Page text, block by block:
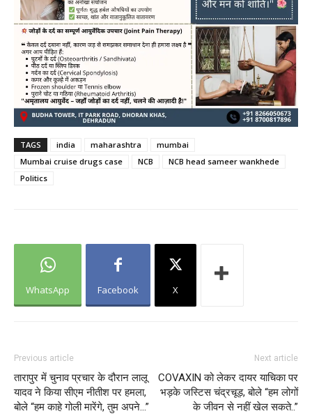
TAGS india maharashtra
mumbai
Mumbai cruise drugs case
NCB
NCB head sameer wankhede
Politics
WhatsApp Facebook X
Previous article
तारापुर में चुनाव प्रचार के दौरान लालू
यादव ने किया सीएम नीतीश पर हमला,
बोले “हम काहे गोली मारेंगे, तुम अपने…”
Next article
COVAXIN को लेकर दायर याचिका पर
भड़के जस्टिस चंद्रचूड़, बोले “हम लोगों
के जीवन से नहीं खेल सकते..”